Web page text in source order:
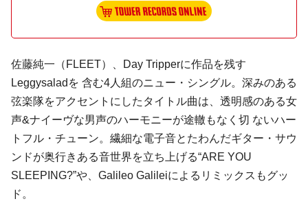
佐藤純一（FLEET）、Day Tripperに作品を残す
Leggysaladを 含む4人組のニュー・シングル。深みのある
弦楽隊をアクセントにしたタイトル曲は、透明感のある女
声&ナイーヴな男声のハーモニーが途轍もなく切 ないハー
トフル・チューン。繊細な電子音とたわんだギター・サウ
ンドが奥行きある音世界を立ち上げる“ARE YOU
SLEEPING?”や、Galileo Galileiによるリミックスもグッ
ド。